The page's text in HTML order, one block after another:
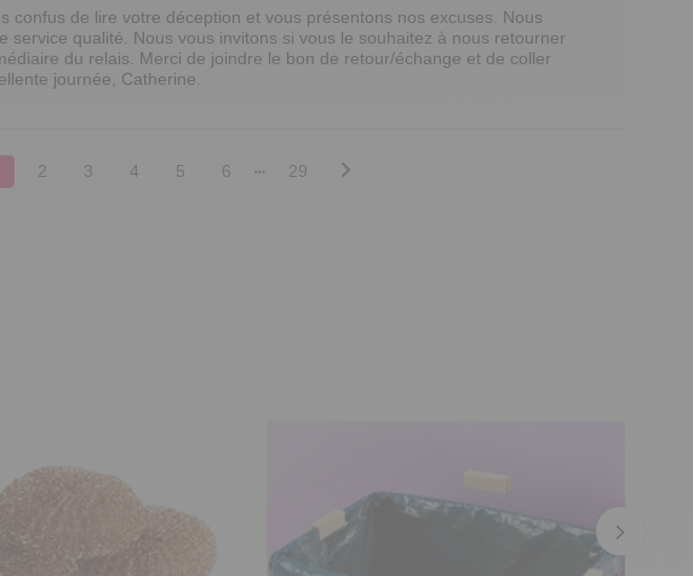
confus de lire votre déception et vous présentons nos excuses. Nous
service qualité. Nous vous invitons si vous le souhaitez à nous retourner
du relais. Merci de joindre le bon de retour/échange et de coller
journée, Catherine.
2 3 4 5 6 29